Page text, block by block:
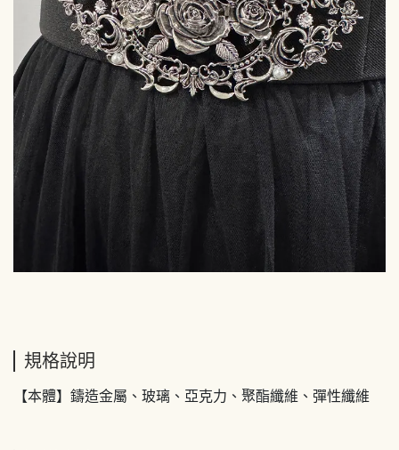
規格說明
【本體】鑄造金屬、玻璃、亞克力、聚酯纖維、彈性纖維